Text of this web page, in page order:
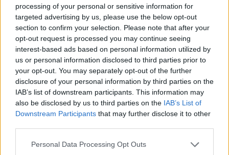
processing of your personal or sensitive information for
targeted advertising by us, please use the below opt-out
section to confirm your selection. Please note that after your
opt-out request is processed you may continue seeing
interest-based ads based on personal information utilized by
us or personal information disclosed to third parties prior to
your opt-out. You may separately opt-out of the further
disclosure of your personal information by third parties on the
IAB’s list of downstream participants. This information may
also be disclosed by us to third parties on the IAB’s List of
Downstream Participants that may further disclose it to other
Personal Data Processing Opt Outs
Nauka
Przekrojowy test wiedzy różnej - jak
wypadnie...